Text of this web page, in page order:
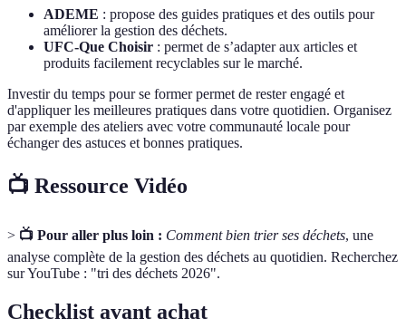
ADEME : propose des guides pratiques et des outils pour
améliorer la gestion des déchets.
UFC-Que Choisir : permet de s’adapter aux articles et
produits facilement recyclables sur le marché.
Investir du temps pour se former permet de rester engagé et
d'appliquer les meilleures pratiques dans votre quotidien. Organisez
par exemple des ateliers avec votre communauté locale pour
échanger des astuces et bonnes pratiques.
📺 Ressource Vidéo
> 📺 Pour aller plus loin : Comment bien trier ses déchets, une
analyse complète de la gestion des déchets au quotidien. Recherchez
sur YouTube : "tri des déchets 2026".
Checklist avant achat